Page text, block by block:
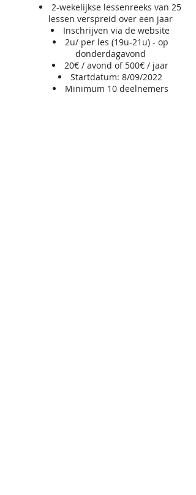
2-wekelijkse lessenreeks van 25
lessen verspreid over een jaar
Inschrijven via de website
2u/ per les (19u-21u) - op
donderdagavond
20€ / avond of 500€ / jaar
Startdatum: 8/09/2022
Minimum 10 deelnemers